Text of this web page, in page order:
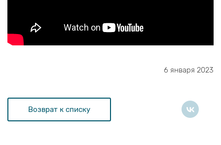
6 января 2023
Возврат к списку